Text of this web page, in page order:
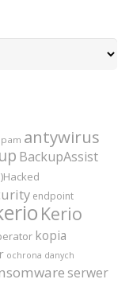
antywirus
BackupAssist
endpoint
Kerio
kopia
ochrona danych
serwer